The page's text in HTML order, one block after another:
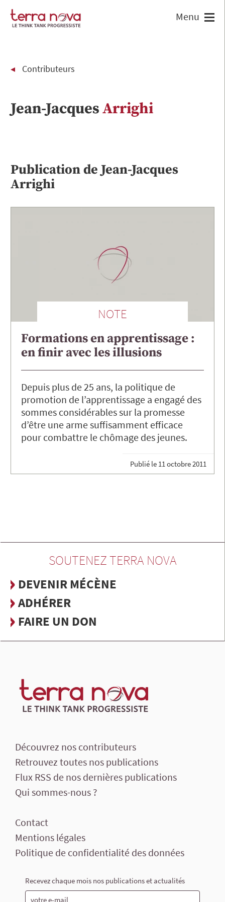
Contributeurs
Jean-JacquesArrighi
Publication deJean-Jacques
Arrighi
NOTE
Formations en apprentissage :
en finir avec les illusions
Depuis plus de 25 ans, la politique de
promotion de l’apprentissage a engagé des
sommes considérables sur la promesse
d’être une arme suffisamment efficace
pour combattre le chômage des jeunes.
Publié le 11 octobre 2011
SOUTENEZ TERRA NOVA
DEVENIR MÉCÈNE
ADHÉRER
FAIRE UN DON
Découvrez nos contributeurs
Retrouvez toutes nos publications
Flux RSS de nos dernières publications
Qui sommes-nous ?
Contact
Mentions légales
Politique de confidentialité des données
Recevez chaque mois nos publications et actualités